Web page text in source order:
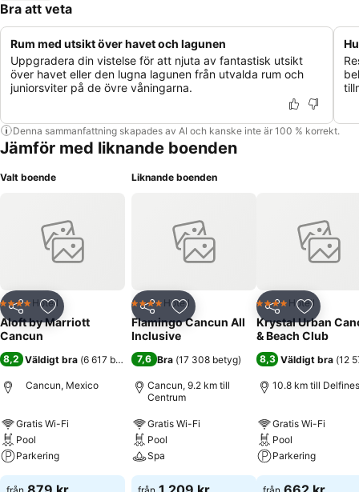
Bra att veta
Rum med utsikt över havet och lagunen
Uppgradera din vistelse för att njuta av fantastisk utsikt
över havet eller den lugna lagunen från utvalda rum och
juniorsviter på de övre våningarna.
Denna sammanfattning skapades av AI och kanske inte är 100 % korrekt.
Jämför med liknande boenden
Valt boende
Dela Lägg till i Mina Favoriter
4 StjärnorHotell
Aloft by Marriott
Cancun
8,2 Väldigt bra (6 617 betyg )
Cancun, Mexico
Gratis Wi-Fi
Pool
Parkering
från
Liknande boenden
Dela Lägg till i Mina Favoriter
4 StjärnorHotell
Flamingo Cancun All
Inclusive
7,6 Bra (17 308 betyg)
Cancun, 9.2 km till
Centrum
Gratis Wi-Fi
Pool
Spa
från
Dela Lägg till
4 StjärnorHotell
Krystal Urban
& Beach Club
8,3 Väldigt bra (12
10.8 km till Delfines
Gratis Wi-Fi
Pool
Parkering
från